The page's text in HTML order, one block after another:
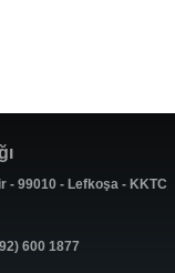
- 99010 - Lefkoşa - KKTC
600 1877